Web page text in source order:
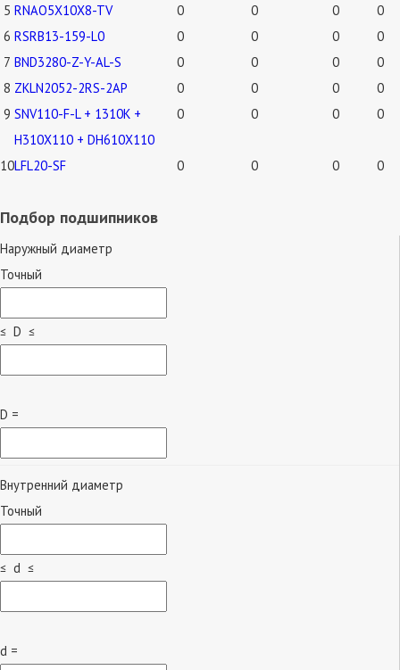
5 RNAO5X10X8-TV 0 0 0
0
6 RSRB13-159-L0 0 0 0
0
7 BND3280-Z-Y-AL-S 0 0 0
0
8 ZKLN2052-2RS-2AP 0 0 0
0
9 SNV110-F-L + 1310K +
H310X110 + DH610X110
0 0 0 0
10LFL20-SF 0 0 0 0
Подбор подшипников
Наружный диаметр
Точный
≤ D ≤
D =
Внутренний диаметр
Точный
≤ d ≤
d =